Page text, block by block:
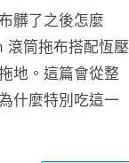
髒了之後怎麼
筒拖布搭配恆壓
地。這篇會從整
什麼特別吃這一